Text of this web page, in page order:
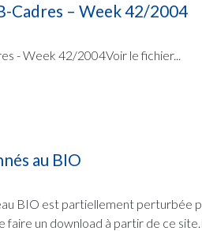
Cadres – Week 42/2004
- Week 42/2004Voir le fichier...
au BIO
BIO est partiellement perturbée
faire un download à partir de ce